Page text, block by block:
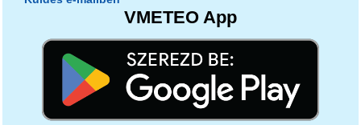
VMETEO App